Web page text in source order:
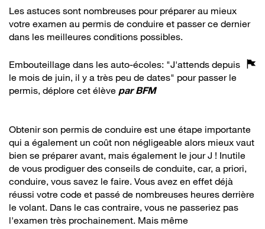
Les astuces sont nombreuses pour préparer au mieux
votre examen au permis de conduire et passer ce dernier
dans les meilleures conditions possibles.
Embouteillage dans les auto-écoles: "J'attends depuis
le mois de juin, il y a très peu de dates" pour passer le
permis, déplore cet élève parBFM
Obtenir son permis de conduire est une étape importante
qui a également un coût non négligeable alors mieux vaut
bien se préparer avant, mais également le jour J ! Inutile
de vous prodiguer des conseils de conduite, car, a priori,
conduire, vous savez le faire. Vous avez en effet déjà
réussi votre code et passé de nombreuses heures derrière
le volant. Dans le cas contraire, vous ne passeriez pas
l'examen très prochainement. Mais même